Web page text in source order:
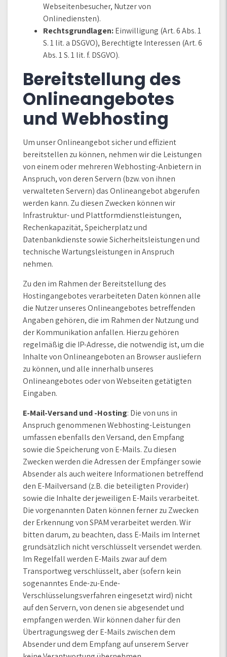
Webseitenbesucher, Nutzer von
Onlinediensten).
Rechtsgrundlagen:Einwilligung (Art. 6 Abs. 1
S. 1 lit. a DSGVO), Berechtigte Interessen (Art. 6
Abs. 1 S. 1 lit. f. DSGVO).
Bereitstellung des
Onlineangebotes
und Webhosting
Um unser Onlineangebot sicher und effizient
bereitstellen zu können, nehmen wir die Leistungen
von einem oder mehreren Webhosting-Anbietern in
Anspruch, von deren Servern (bzw. von ihnen
verwalteten Servern) das Onlineangebot abgerufen
werden kann. Zu diesen Zwecken können wir
Infrastruktur- und Plattformdienstleistungen,
Rechenkapazität, Speicherplatz und
Datenbankdienste sowie Sicherheitsleistungen und
technische Wartungsleistungen in Anspruch
nehmen.
Zu den im Rahmen der Bereitstellung des
Hostingangebotes verarbeiteten Daten können alle
die Nutzer unseres Onlineangebotes betreffenden
Angaben gehören, die im Rahmen der Nutzung und
der Kommunikation anfallen. Hierzu gehören
regelmäßig die IP-Adresse, die notwendig ist, um die
Inhalte von Onlineangeboten an Browser ausliefern
zu können, und alle innerhalb unseres
Onlineangebotes oder von Webseiten getätigten
Eingaben.
E-Mail-Versand und -Hosting: Die von uns in
Anspruch genommenen Webhosting-Leistungen
umfassen ebenfalls den Versand, den Empfang
sowie die Speicherung von E-Mails. Zu diesen
Zwecken werden die Adressen der Empfänger sowie
Absender als auch weitere Informationen betreffend
den E-Mailversand (z.B. die beteiligten Provider)
sowie die Inhalte der jeweiligen E-Mails verarbeitet.
Die vorgenannten Daten können ferner zu Zwecken
der Erkennung von SPAM verarbeitet werden. Wir
bitten darum, zu beachten, dass E-Mails im Internet
grundsätzlich nicht verschlüsselt versendet werden.
Im Regelfall werden E-Mails zwar auf dem
Transportweg verschlüsselt, aber (sofern kein
sogenanntes Ende-zu-Ende-
Verschlüsselungsverfahren eingesetzt wird) nicht
auf den Servern, von denen sie abgesendet und
empfangen werden. Wir können daher für den
Übertragungsweg der E-Mails zwischen dem
Absender und dem Empfang auf unserem Server